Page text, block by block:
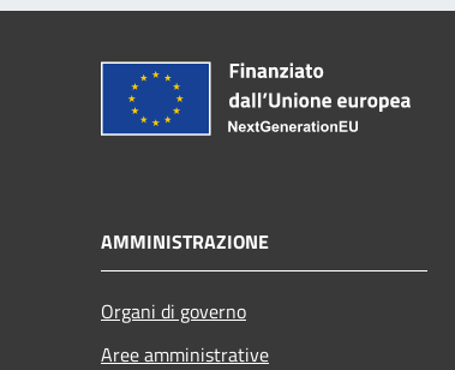
AMMINISTRAZIONE
Organi di governo
Aree amministrative